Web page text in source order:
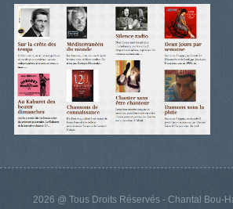
2026 @ Tous Droits Réservés - Chantal Bou-